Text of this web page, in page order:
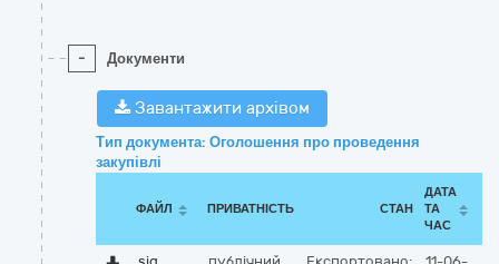
- Документи
Завантажити архівом
Тип документа: Оголошення про проведення
закупівлі
ФАЙЛ ПРИВАТНІСТЬ СТАН
ДАТА
ТА
ЧАС